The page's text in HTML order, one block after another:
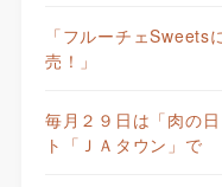
「フルーチェSweets
売！」
毎月２９日は「肉の
ト「ＪＡタウン」で